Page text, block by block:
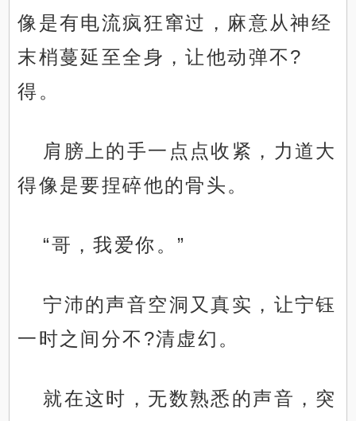
像是有电流疯狂窜过，麻意从神经
末梢蔓延至全身，让他动弹不?
得。
肩膀上的手一点点收紧，力道大
得像是要捏碎他的骨头。
“哥，我爱你。”
宁沛的声音空洞又真实，让宁钰
一时之间分不?清虚幻。
就在这时，无数熟悉的声音，突